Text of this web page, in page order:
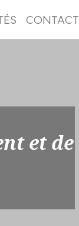
CONTACT
et de